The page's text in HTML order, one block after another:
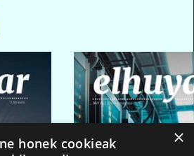
×
honek cookieak